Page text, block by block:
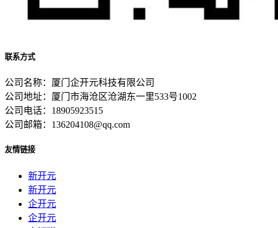
联系方式
公司名称：厦门企开元科技有限公司
公司地址：厦门市海沧区沧湖东一里533号1002
公司电话：18905923515
公司邮箱：136204108@qq.com
友情链接
新开元
新开元
企开元
企开元